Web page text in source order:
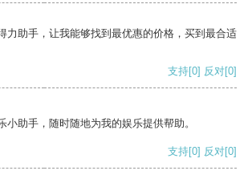
力助手，让我能够找到最优惠的价格，买到最合适
支持[0] 反对[0]
小助手，随时随地为我的娱乐提供帮助。
支持[0] 反对[0]